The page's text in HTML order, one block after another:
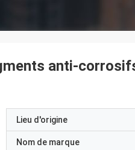
anti-
Lieu d'origine
Nom de marque